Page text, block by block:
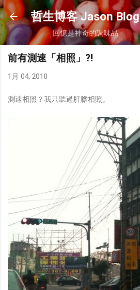
跳到主要內容
哲生博客 Jason Blog
回憶是神奇的調味品
前有測速「相照」?!
1月 04, 2010
測速相照？我只聽過肝膽相照。